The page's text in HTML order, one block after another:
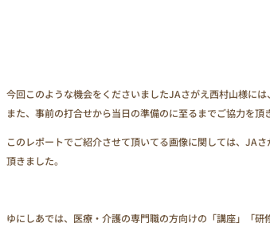
今回このような機会をくださいましたJAさがえ西村山様には
また、事前の打合せから当日の準備のに至るまでご協力を頂
このレポートでご紹介させて頂いてる画像に関しては、JA
頂きました。
ゆにしあでは、医療・介護の専門職の方向けの「講座」「